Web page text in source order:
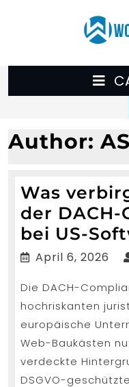
Author:
Was
der DACH-
bei US-
April 6, 2026
Die DACH-
hochriskanten
europäische
Web-Baukästen
verdeckte
DSGVO-